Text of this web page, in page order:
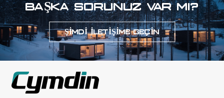
BAŞKA SORUNUZ VAR MI?
ŞIMDI ILETIŞIME GEÇIN